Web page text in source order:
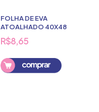
FOLHA DE EVA
ATOALHADO 40X48
R$8,65
Comprar